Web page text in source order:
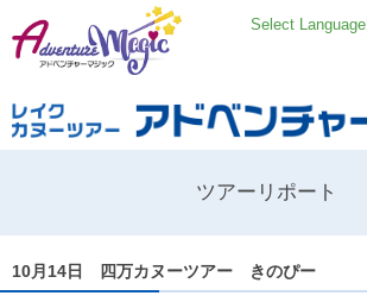
Select Language
ツアーリポート
10月14日 四万カヌーツアー きのぴー